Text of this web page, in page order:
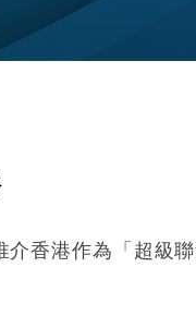
香港作為「超級聯